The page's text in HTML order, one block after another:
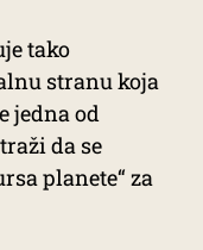
tako
stranu koja
jedna od
da se
planete“ za